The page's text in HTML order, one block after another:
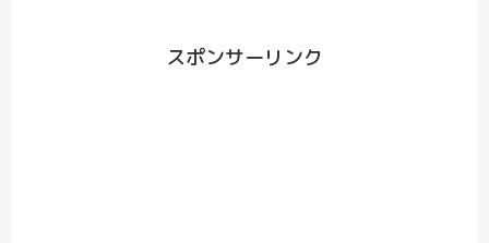
スポンサーリンク